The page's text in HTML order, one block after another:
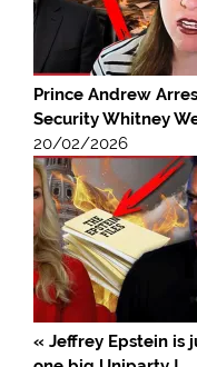
Prince Andrew
Security Whitney
20/02/2026
« Jeffrey Epstein is